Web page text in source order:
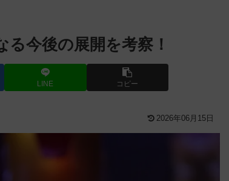
る今後の展開を考察！
LINE コピー
2026年06月15日